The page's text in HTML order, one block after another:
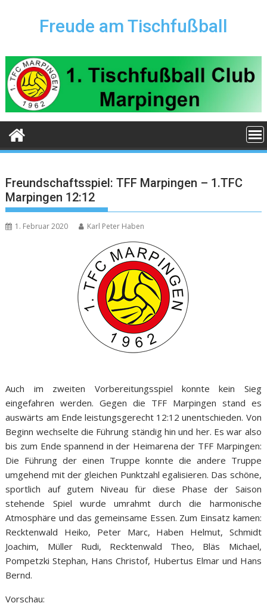
Freude am Tischfußball
Freundschaftsspiel: TFF Marpingen – 1.TFC
Marpingen 12:12
1. Februar 2020 Karl Peter Haben
Auch im zweiten Vorbereitungsspiel konnte kein Sieg
eingefahren werden. Gegen die TFF Marpingen stand es
auswärts am Ende leistungsgerecht 12:12 unentschieden. Von
Beginn wechselte die Führung ständig hin und her. Es war also
bis zum Ende spannend in der Heimarena der TFF Marpingen:
Die Führung der einen Truppe konnte die andere Truppe
umgehend mit der gleichen Punktzahl egalisieren. Das schöne,
sportlich auf gutem Niveau für diese Phase der Saison
stehende Spiel wurde umrahmt durch die harmonische
Atmosphäre und das gemeinsame Essen. Zum Einsatz kamen:
Recktenwald Heiko, Peter Marc, Haben Helmut, Schmidt
Joachim, Müller Rudi, Recktenwald Theo, Bläs Michael,
Pompetzki Stephan, Hans Christof, Hubertus Elmar und Hans
Bernd.
Vorschau: